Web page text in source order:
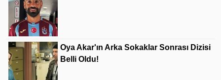
Oya Akar'ın Arka Sokaklar Sonrası Dizisi
Belli Oldu!